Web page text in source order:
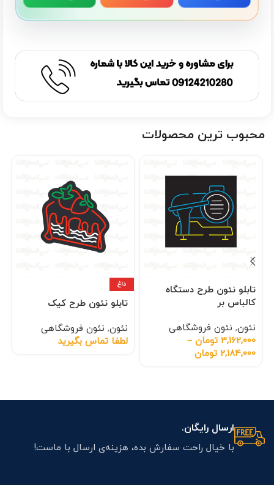
محبوب ترین محصولات
تابلو نئون طرح دستگاه
کالباس بر
نئون, نئون فروشگاهی
3,162,000 تومان –
2,184,000 تومان
داغ
تابلو نئون طرح کیک
نئون, نئون فروشگاهی
لطفا تماس بگیرید
ارسال رایگان.
با خیال راحت سفارش بده، هزینه‌ی ارسال با ماست!